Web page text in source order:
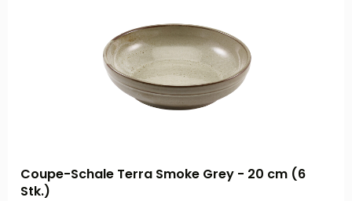
Coupe-Schale Terra Smoke Grey - 20 cm (6
Stk.)